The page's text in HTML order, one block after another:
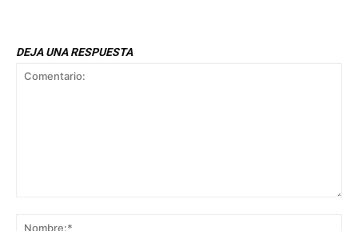
DEJA UNA RESPUESTA